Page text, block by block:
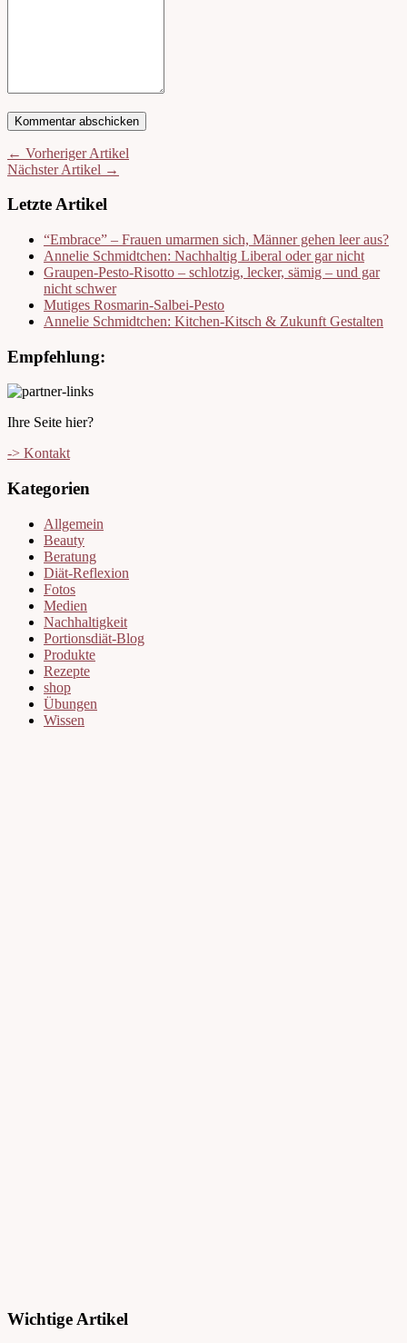
← Vorheriger Artikel
Nächster Artikel →
Letzte Artikel
“Embrace” – Frauen umarmen sich, Männer gehen leer aus?
Annelie Schmidtchen: Nachhaltig Liberal oder gar nicht
Graupen-Pesto-Risotto – schlotzig, lecker, sämig – und gar
nicht schwer
Mutiges Rosmarin-Salbei-Pesto
Annelie Schmidtchen: Kitchen-Kitsch & Zukunft Gestalten
Empfehlung:
Ihre Seite hier?
-> Kontakt
Kategorien
Allgemein
Beauty
Beratung
Diät-Reflexion
Fotos
Medien
Nachhaltigkeit
Portionsdiät-Blog
Produkte
Rezepte
shop
Übungen
Wissen
Wichtige Artikel